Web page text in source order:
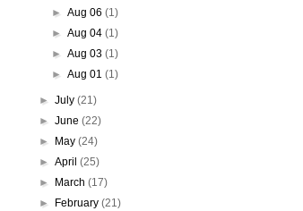
►Aug 06(1)
►Aug 04(1)
►Aug 03(1)
►Aug 01(1)
► July (21)
► June (22)
►
May (24)
► April (25)
►
March (17)
►
February (21)